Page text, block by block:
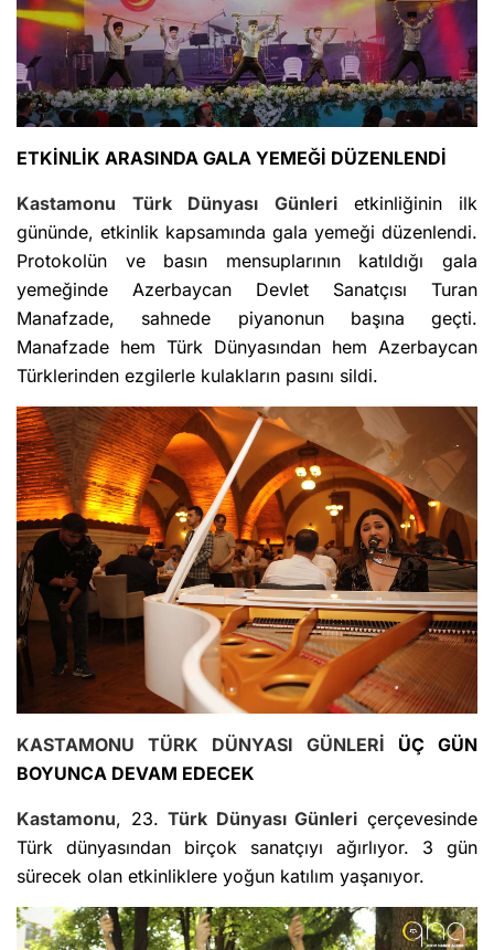
ETKİNLİK ARASINDA GALA YEMEĞİ DÜZENLENDİ
Kastamonu Türk Dünyası Günlerietkinliğinin ilk
gününde, etkinlik kapsamında gala yemeği düzenlendi.
Protokolün ve basın mensuplarının katıldığı gala
yemeğinde Azerbaycan Devlet Sanatçısı Turan
Manafzade, sahnede piyanonun başına geçti.
Manafzade hem Türk Dünyasından hem Azerbaycan
Türklerinden ezgilerle kulakların pasını sildi.
KASTAMONU TÜRK DÜNYASI GÜNLERİ ÜÇ GÜN
BOYUNCA DEVAM EDECEK
Kastamonu, 23.Türk Dünyası Günleri çerçevesinde
Türk dünyasından birçok sanatçıyı ağırlıyor. 3 gün
sürecek olan etkinliklere yoğun katılım yaşanıyor.